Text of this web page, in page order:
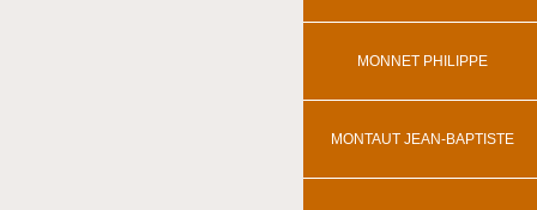
MONNET PHILIPPE
MONTAUT JEAN-BAPTISTE